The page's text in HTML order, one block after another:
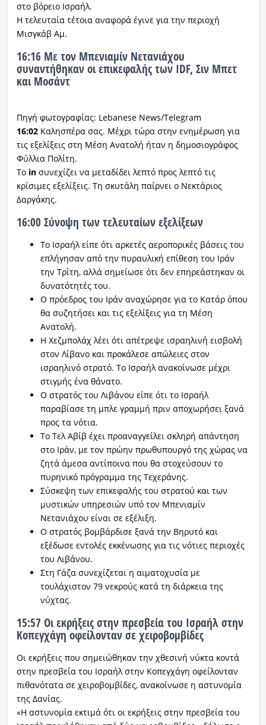
στο βόρειο Ισραήλ.
Η τελευταία τέτοια αναφορά έγινε για την περιοχή
Μισγκάβ Αμ.
16:16 Με τον Μπενιαμίν Νετανιάχου
συναντήθηκαν οι επικεφαλής των IDF, Σιν Μπετ
και Μοσάντ
Πηγή φωτογραφίας: Lebanese News/Telegram
16:02Καλησπέρα σας. Μέχρι τώρα στην ενημέρωση για
τις εξελίξεις στη Μέση Ανατολή ήταν η δημοσιογράφος
Φύλλια Πολίτη.
Τοinσυνεχίζει να μεταδίδει λεπτό προς λεπτό τις
κρίσιμες εξελίξεις. Τη σκυτάλη παίρνει ο Νεκτάριος
Δαργάκης.
16:00 Σύνοψη των τελευταίων εξελίξεων
Το Ισραήλ είπε ότι αρκετές αεροπορικές βάσεις του
επλήγησαν από την πυραυλική επίθεση του Ιράν
την Τρίτη, αλλά σημείωσε ότι δεν επηρεάστηκαν οι
δυνατότητές του.
Ο πρόεδρος του Ιράν αναχώρησε για το Κατάρ όπου
θα συζητήσει και τις εξελίξεις για τη Μέση
Ανατολή.
Η Χεζμπολάχ λέει ότι απέτρεψε ισραηλινή εισβολή
στον Λίβανο και προκάλεσε απώλειες στον
ισραηλινό στρατό. Το Ισραήλ ανακοίνωσε μέχρι
στιγμής ένα θάνατο.
Ο στρατός του Λιβάνου είπε ότι το Ισραήλ
παραβίασε τη μπλε γραμμή πριν αποχωρήσει ξανά
προς τα νότια.
Το Τελ Αβίβ έχει προαναγγείλει σκληρή απάντηση
στο Ιράν, με τον πρώην πρωθυπουργό της χώρας να
ζητά άμεσα αντίποινα που θα στοχεύσουν το
πυρηνικό πρόγραμμα της Τεχεράνης.
Σύσκεψη των επικεφαλής του στρατού και των
μυστικών υπηρεσιών υπό τον Μπενιαμίν
Νετανιάχου είναι σε εξέλιξη.
Ο στρατός βομβάρδισε ξανά την Βηρυτό και
εξέδωσε εντολές εκκένωσης για τις νότιες περιοχές
του Λιβάνου.
Στη Γάζα συνεχίζεται η αιματοχυσία με
τουλάχιστον 79 νεκρούς κατά τη διάρκεια της
νύχτας.
15:57 Οι εκρήξεις στην πρεσβεία του Ισραήλ στην
Κοπεγχάγη οφείλονταν σε χειροβομβίδες
Οι εκρήξεις που σημειώθηκαν την χθεσινή νύκτα κοντά
στην πρεσβεία του Ισραήλ στην Κοπεγχάγη οφείλονταν
πιθανότατα σε χειροβομβίδες, ανακοίνωσε η αστυνομία
της Δανίας.
«Η αστυνομία εκτιμά ότι οι εκρήξεις στην πρεσβεία του